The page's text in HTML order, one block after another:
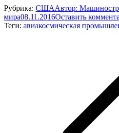
Рубрика: СШААвтор:
мира08.11.2016Оставить
Теги: авиакосмическая